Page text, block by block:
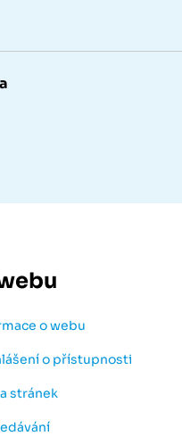
o webu
o přístupnosti
stránek